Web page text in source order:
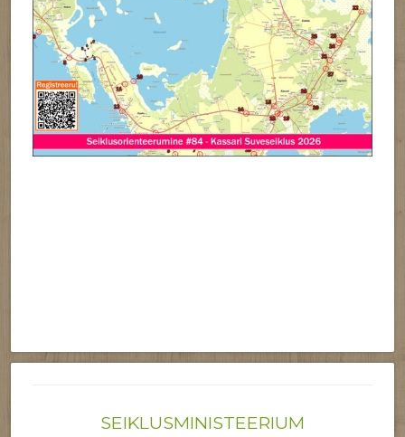
SEIKLUSMINISTEERIUM